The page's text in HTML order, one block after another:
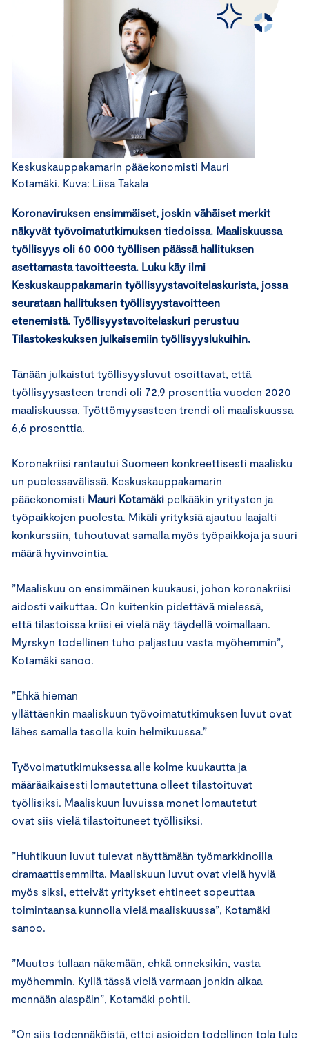
Keskuskauppakamarin pääekonomisti Mauri
Kotamäki. Kuva: Liisa Takala
Koronaviruksen ensimmäiset, joskin vähäiset merkit
näkyvät työvoimatutkimuksen tiedoissa. Maaliskuussa
työllisyys oli 60 000 työllisen päässä hallituksen
asettamasta tavoitteesta. Luku käy ilmi
Keskuskauppakamarin työllisyystavoitelaskurista, jossa
seurataan hallituksen työllisyystavoitteen
etenemistä. Työllisyystavoitelaskuri perustuu
Tilastokeskuksen julkaisemiin työllisyyslukuihin.
Tänään julkaistut työllisyysluvut osoittavat, että
työllisyysasteen trendi oli 72,9 prosenttia vuoden 2020
maaliskuussa. Työttömyysasteen trendi oli maaliskuussa
6,6 prosenttia.
Koronakriisi rantautui Suomeen konkreettisesti maalisku
un puolessavälissä. Keskuskauppakamarin
pääekonomisti Mauri Kotamäki pelkääkin yritysten ja
työpaikkojen puolesta. Mikäli yrityksiä ajautuu laajalti
konkurssiin, tuhoutuvat samalla myös työpaikkoja ja suuri
määrä hyvinvointia.
”Maaliskuu on ensimmäinen kuukausi, johon koronakriisi
aidosti vaikuttaa. On kuitenkin pidettävä mielessä,
että tilastoissa kriisi ei vielä näy täydellä voimallaan.
Myrskyn todellinen tuho paljastuu vasta myöhemmin”,
Kotamäki sanoo.
”Ehkä hieman
yllättäenkin maaliskuun työvoimatutkimuksen luvut ovat
lähes samalla tasolla kuin helmikuussa.”
Työvoimatutkimuksessa alle kolme kuukautta ja
määräaikaisesti lomautettuna olleet tilastoituvat
työllisiksi. Maaliskuun luvuissa monet lomautetut
ovat siis vielä tilastoituneet työllisiksi.
”Huhtikuun luvut tulevat näyttämään työmarkkinoilla
dramaattisemmilta. Maaliskuun luvut ovat vielä hyviä
myös siksi, etteivät yritykset ehtineet sopeuttaa
toimintaansa kunnolla vielä maaliskuussa”, Kotamäki
sanoo.
”Muutos tullaan näkemään, ehkä onneksikin, vasta
myöhemmin. Kyllä tässä vielä varmaan jonkin aikaa
mennään alaspäin”, Kotamäki pohtii.
”On siis todennäköistä, ettei asioiden todellinen tola tule